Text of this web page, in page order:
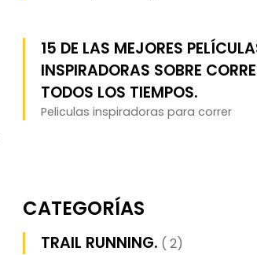
15 DE LAS MEJORES
INSPIRADORAS SOBRE
TODOS LOS TIEMPOS.
Peliculas inspiradoras para correr
CATEGORÍAS
TRAIL RUNNING. ( 2)